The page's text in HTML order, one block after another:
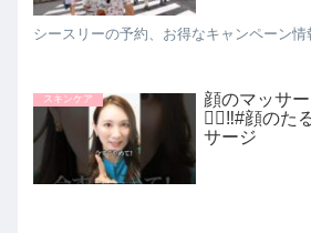
シースリーの予約、お得なキャンペーン情
スキンケア
顔のマッサ
🙅‍♀️‼️#顔のた
サージ